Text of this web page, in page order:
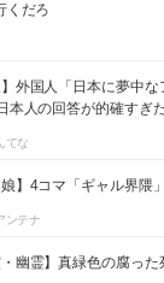
くだろ
】外国人「日本に夢中
本人の回答が的確すぎ
てな
娘】4コマ「ギャル界隈」
ンテナ
・幽霊】真緑色の腐った